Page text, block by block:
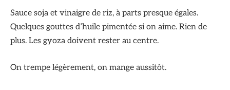
Sauce soja et vinaigre de riz, à parts presque égales.
Quelques gouttes d’huile pimentée si on aime. Rien de
plus. Les gyoza doivent rester au centre.
On trempe légèrement, on mange aussitôt.